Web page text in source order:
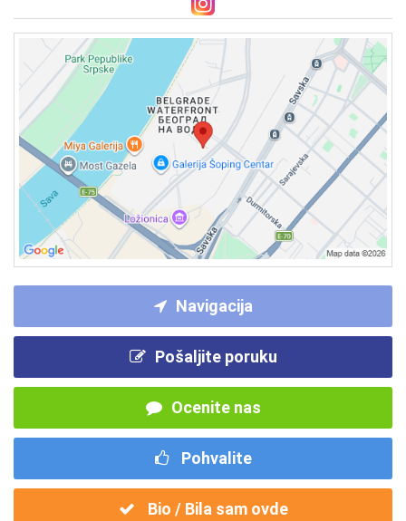
Navigacija
Pošaljite poruku
Ocenite nas
Pohvalite
Bio / Bila sam ovde